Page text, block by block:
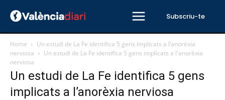
Subscriu-te
Home
Un estudi de La Fe identifica 5 gens implicats a l’anorèxia
nerviosa
Un estudi de La Fe identifica 5 gens implicats a l'anorèxia
nerviosa
Un estudi de La Fe identifica 5 gens
implicats a l’anorèxia nerviosa